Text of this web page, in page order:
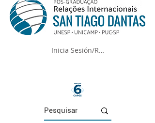
Inicia Sesión/Regístrate